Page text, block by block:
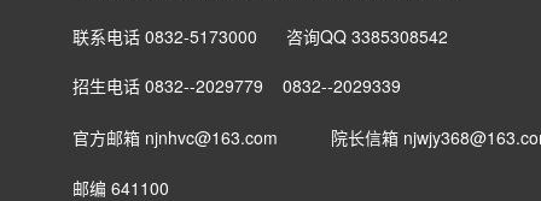
联系电话 0832-5173000 咨询QQ 3385308542
招生电话 0832--2029779 0832--2029339
官方邮箱 njnhvc@163.com 院长信箱
邮编 641100